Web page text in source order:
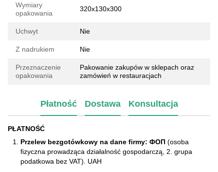
Wymiary
opakowania
320х130х300
Uchwyt Nie
Z nadrukiem Nie
Przeznaczenie
opakowania
Pakowanie zakupów w sklepach oraz
zamówień w restauracjach
Płatność Dostawa Konsultacja
PŁATNOŚĆ
Przelew bezgotówkowy na dane firmy: ФОП (osoba
fizyczna prowadząca działalność gospodarczą, 2. grupa
podatkowa bez VAT). UAH